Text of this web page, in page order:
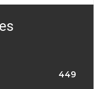
449